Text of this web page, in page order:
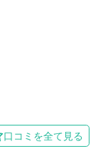
口コミを全て見る